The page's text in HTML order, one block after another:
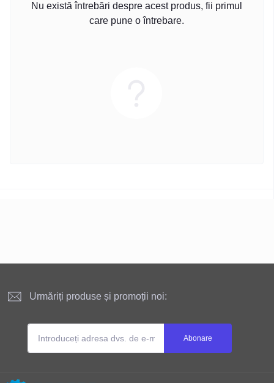
Nu există întrebări despre acest produs, fii primul
care pune o întrebare.
Urmăriți produse și promoții noi:
Abonare